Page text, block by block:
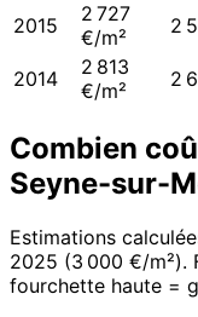
2015
2 727
€/m²
2
2014
2 813
€/m²
2
Combien
Seyne-sur-
Estimations
2025 (3 000 €/m²).
fourchette haute =